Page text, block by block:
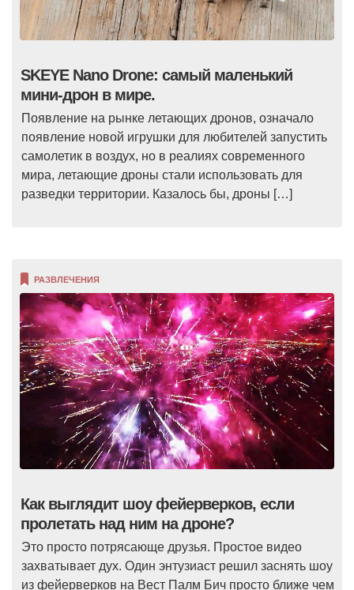
SKEYE Nano Drone: самый маленький
мини-дрон в мире.
Появление на рынке летающих дронов, означало
появление новой игрушки для любителей запустить
самолетик в воздух, но в реалиях современного
мира, летающие дроны стали использовать для
разведки территории. Казалось бы, дроны […]
РАЗВЛЕЧЕНИЯ
Как выглядит шоу фейерверков, если
пролетать над ним на дроне?
Это просто потрясающе друзья. Простое видео
захватывает дух. Один энтузиаст решил заснять шоу
из фейерверков на Вест Палм Бич просто ближе чем